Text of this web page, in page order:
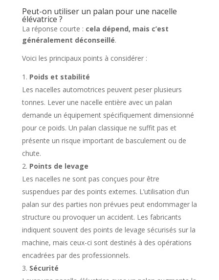
Peut-on utiliser un palan pour une nacelle
élévatrice ?
La réponse courte : cela dépend, mais c’est
généralement déconseillé.
Voici les principaux points à considérer :
Poids et stabilité
Les nacelles automotrices peuvent peser plusieurs
tonnes. Lever une nacelle entière avec un palan
demande un équipement spécifiquement dimensionné
pour ce poids. Un palan classique ne suffit pas et
présente un risque important de basculement ou de
chute.
Points de levage
Les nacelles ne sont pas conçues pour être
suspendues par des points externes. L’utilisation d’un
palan sur des parties non prévues peut endommager la
structure ou provoquer un accident. Les fabricants
indiquent souvent des points de levage sécurisés sur la
machine, mais ceux-ci sont destinés à des opérations
encadrées par des professionnels.
Sécurité